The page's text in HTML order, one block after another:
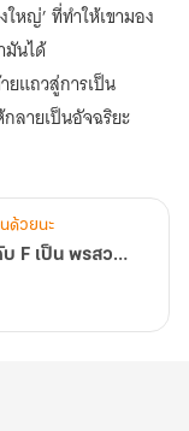
หญ่’ ที่ทำให้เขามอง
นได้
ยแถวสู่การเป็น
ลายเป็นอัจฉริยะ
ด้วยนะ
ระบบฝึกสอนลูกศิษย์ : ปลุกพรสวรรค์ระดับ F เป็น พรสวรรค์ระดับ SSS!